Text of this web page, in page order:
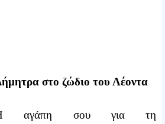
στο ζώδιο του Λέοντα
αγάπη σου για τη